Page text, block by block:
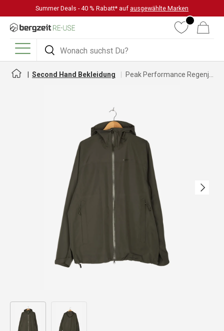
DIREKT ZUM INHALT
Summer Deals - 40 % Rabatt* auf ausgewählte Marken
Suchen
Suchen
WunschlisteWarenkorb
Menü
Second Hand Bekleidung
Nächste